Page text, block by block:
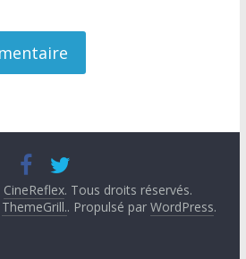
CineReflex. Tous droits réservés.
ThemeGrill.. Propulsé parWordPress.